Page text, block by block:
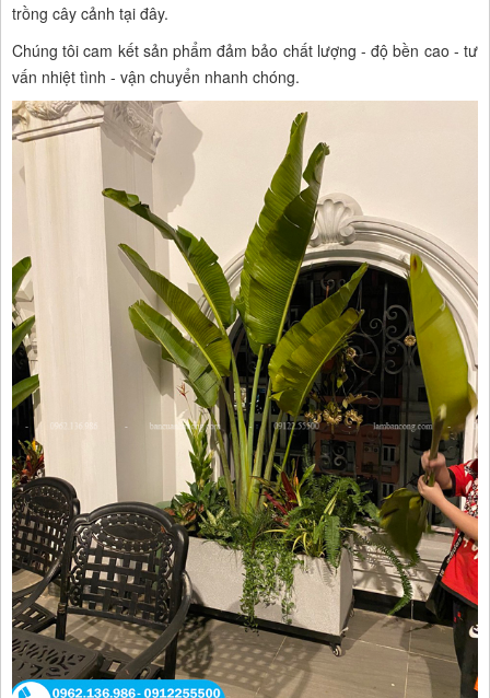
trồng cây cảnh tại đây.
Chúng tôi cam kết sản phẩm đảm bảo chất lượng - độ bền cao - tư
vấn nhiệt tình - vận chuyển nhanh chóng.